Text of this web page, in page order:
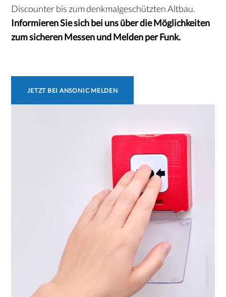
Discounter bis zum denkmalgeschützten Altbau.
Informieren Sie sich bei uns über die Möglichkeiten
zum sicheren Messen und Melden per Funk.
JETZT BEI ANSONIC MELDEN